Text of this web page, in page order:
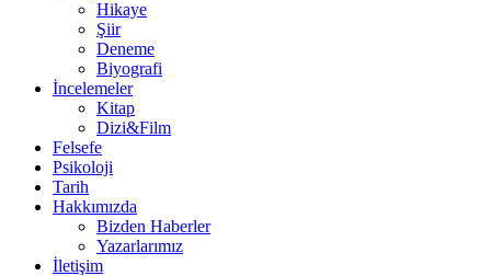
Hikaye
Şiir
Deneme
Biyografi
İncelemeler
Kitap
Dizi&Film
Felsefe
Psikoloji
Tarih
Hakkımızda
Bizden Haberler
Yazarlarımız
İletişim